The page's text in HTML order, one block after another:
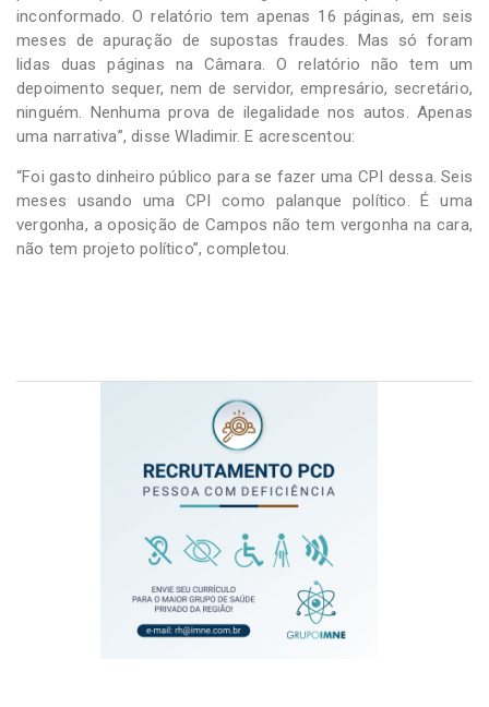
inconformado. O relatório tem apenas 16 páginas, em seis
meses de apuração de supostas fraudes. Mas só foram
lidas duas páginas na Câmara. O relatório não tem um
depoimento sequer, nem de servidor, empresário, secretário,
ninguém. Nenhuma prova de ilegalidade nos autos. Apenas
uma narrativa”, disse Wladimir. E acrescentou:
“Foi gasto dinheiro público para se fazer uma CPI dessa. Seis
meses usando uma CPI como palanque político. É uma
vergonha, a oposição de Campos não tem vergonha na cara,
não tem projeto político”, completou.